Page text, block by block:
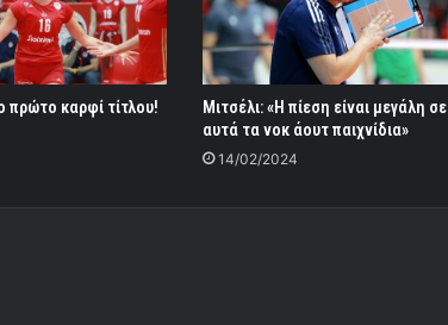
πρώτο καρφί τίτλου!
Μιτσέλι: «Η πίεση είναι μεγάλη σε
αυτά τα νοκ άουτ παιχνίδια»
14/02/2024